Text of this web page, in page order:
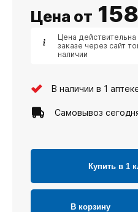
Цена от 158
Цена действительна
заказе через сайт
наличии
В наличии в 1
Самовывоз
Купить в 1
В корзину